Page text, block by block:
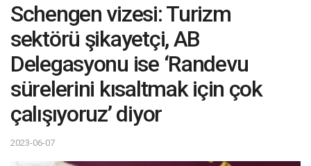
Schengen vizesi: Turizm
sektörü şikayetçi, AB
Delegasyonu ise ‘Randevu
sürelerini kısaltmak için çok
çalışıyoruz’ diyor
2023-06-07